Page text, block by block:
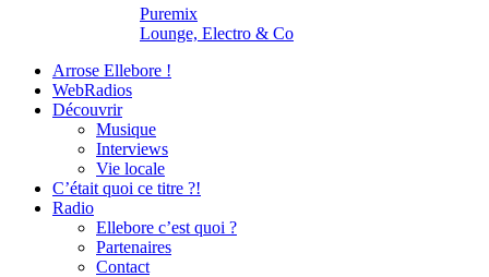
Puremix
Lounge, Electro & Co
Arrose Ellebore !
WebRadios
Découvrir
Musique
Interviews
Vie locale
C’était quoi ce titre ?!
Radio
Ellebore c’est quoi ?
Partenaires
Contact